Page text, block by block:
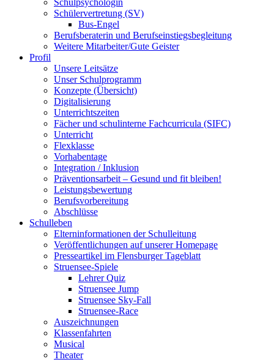
Schulpsychologin
Schülervertretung (SV)
Bus-Engel
Berufsberaterin und Berufseinstiegsbegleitung
Weitere Mitarbeiter/Gute Geister
Profil
Unsere Leitsätze
Unser Schulprogramm
Konzepte (Übersicht)
Digitalisierung
Unterrichtszeiten
Fächer und schulinterne Fachcurricula (SIFC)
Unterricht
Flexklasse
Vorhabentage
Integration / Inklusion
Präventionsarbeit – Gesund und fit bleiben!
Leistungsbewertung
Berufsvorbereitung
Abschlüsse
Schulleben
Elterninformationen der Schulleitung
Veröffentlichungen auf unserer Homepage
Presseartikel im Flensburger Tageblatt
Struensee-Spiele
Lehrer Quiz
Struensee Jump
Struensee Sky-Fall
Struensee-Race
Auszeichnungen
Klassenfahrten
Musical
Theater